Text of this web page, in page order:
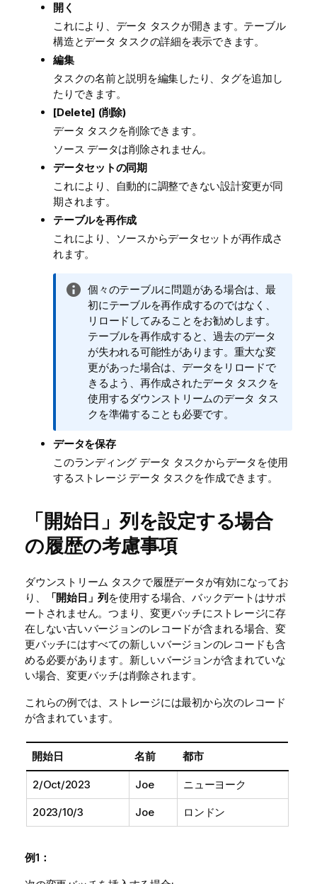
開く
これにより、データ タスクが開きます。テーブル
構造とデータ タスクの詳細を表示できます。
編集
タスクの名前と説明を編集したり、タグを追加し
たりできます。
[Delete] (削除)
データ タスクを削除できます。
ソース データは削除されません。
データセットの同期
これにより、自動的に調整できない設計変更が同
期されます。
テーブルを再作成
これにより、ソースからデータセットが再作成さ
れます。
情
報
メ
モ
個々のテーブルに問題がある場合は、最
初にテーブルを再作成するのではなく、
リロードしてみることをお勧めします。
テーブルを再作成すると、過去のデータ
が失われる可能性があります。重大な変
更があった場合は、データをリロードで
きるよう、再作成されたデータ タスクを
使用するダウンストリームのデータ タス
クを準備することも必要です。
データを保存
このランディング データ タスクからデータを使用
するストレージ データ タスクを作成できます。
「開始日」列 を設定する場合
の履歴の考慮事項
ダウンストリーム タスクで履歴データが有効になってお
り、
「開始日」列を使用する場合、バックデートはサポ
ートされません。つまり、変更バッチにストレージに存
在しない古いバージョンのレコードが含まれる場合、変
更バッチにはすべての新しいバージョンのレコードも含
める必要があります。新しいバージョンが含まれていな
い場合、変更バッチは削除されます。
これらの例では、ストレージには最初から次のレコード
が含まれています。
開始日 名前 都市
2/Oct/2023 Joe ニューヨーク
2023/10/3 Joe ロンドン
例1：